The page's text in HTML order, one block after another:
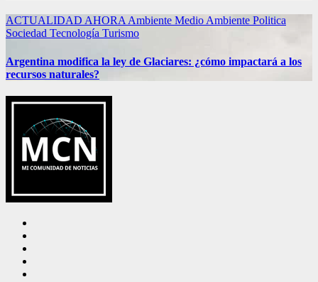
ACTUALIDAD AHORA Ambiente Medio Ambiente Politica
Sociedad Tecnología Turismo
Argentina modifica la ley de Glaciares: ¿cómo impactará a los
recursos naturales?